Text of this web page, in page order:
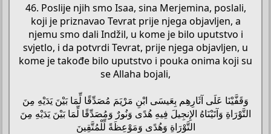
46. Poslije njih smo Isaa, sina Merjemina, poslali,
koji je priznavao Tevrat prije njega objavljen, a
njemu smo dali Indžil, u kome je bilo uputstvo i
svjetlo, i da potvrdi Tevrat, prije njega objavljen, u
kome je takođe bilo uputstvo i pouka onima koji su
se Allaha bojali,
وَقَفَّيْنَا عَلَى آثَارِهِم بِعَيسَى ابْنِ مَرْيَمَ مُصَدِّقًا لِّمَا بَيْنَ يَدَيْهِ مِنَ
التَّوْرَاةِ وَآتَيْنَاهُ الإِنجِيلَ فِيهِ هُدًى وَنُورٌ وَمُصَدِّقًا لِّمَا بَيْنَ يَدَيْهِ مِنَ
التَّوْرَاةِ وَهُدًى وَمَوْعِظَةً لِّلْمُتَّقِينَ